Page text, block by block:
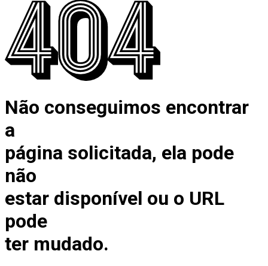
Não conseguimos encontrar
a
página solicitada, ela pode
não
estar disponível ou o URL
pode
ter mudado.